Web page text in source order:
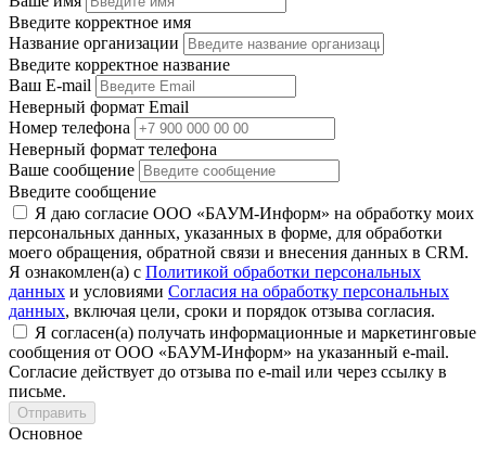
Введите корректное имя
Название организации
Введите корректное название
Ваш E-mail
Неверный формат Email
Номер телефона
Неверный формат телефона
Ваше сообщение
Введите сообщение
Я даю согласие ООО «БАУМ-Информ» на обработку моих
персональных данных, указанных в форме, для обработки
моего обращения, обратной связи и внесения данных в CRM.
Я ознакомлен(а) с Политикой обработки персональных
данных и условиями Согласия на обработку персональных
данных, включая цели, сроки и порядок отзыва согласия.
Я согласен(а) получать информационные и маркетинговые
сообщения от ООО «БАУМ-Информ» на указанный e-mail.
Согласие действует до отзыва по e-mail или через ссылку в
письме.
Основное